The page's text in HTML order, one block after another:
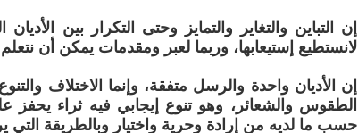
إن التباين والتغاير والتمايز وحتى التكرار بين
لانستطيع إستيعابها، وربما لعبر ومقدمات يمكن أن
إن الأديان واحدة والرسل متفقة، وإنما الاختلاف
الطقوس والشعائر، وهو تنوع إيجابي فيه ثراء
حسب ما لديه من إرادة وحرية واختيار وبالطريقة التي